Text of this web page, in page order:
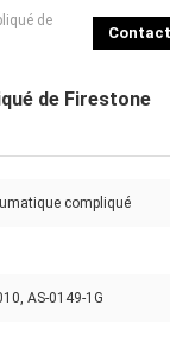
de
Contact
de Firestone
compliqué
AS-0149-1G